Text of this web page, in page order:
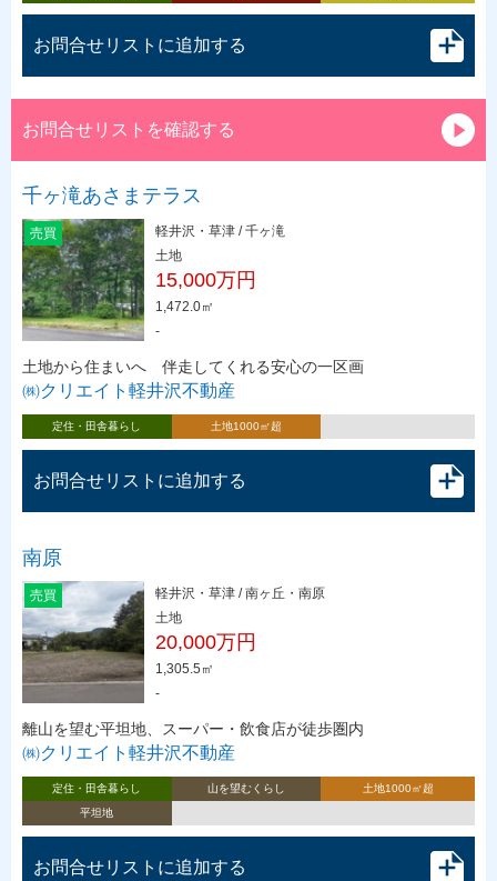
お問合せリストに追加する
お問合せリストを確認する
千ヶ滝あさまテラス
売買
軽井沢・草津 / 千ヶ滝
土地
15,000万円
1,472.0㎡
-
土地から住まいへ 伴走してくれる安心の一区画
㈱クリエイト軽井沢不動産
定住・田舎暮らし 土地1000㎡超
お問合せリストに追加する
南原
売買
軽井沢・草津 / 南ヶ丘・南原
土地
20,000万円
1,305.5㎡
-
離山を望む平坦地、スーパー・飲食店が徒歩圏内
㈱クリエイト軽井沢不動産
定住・田舎暮らし 山を望むくらし
土地1000㎡超
平坦地
お問合せリストに追加する